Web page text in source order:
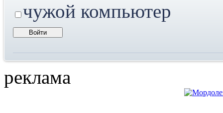
чужой компьютер
реклама